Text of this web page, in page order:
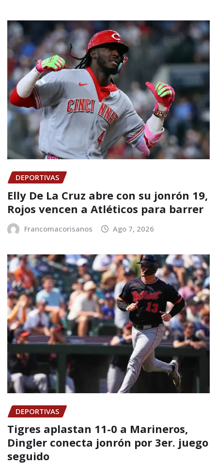
DEPORTIVAS
Elly De La Cruz abre con su jonrón 19,
Rojos vencen a Atléticos para barrer
Francomacorisanos Ago 7, 2026
DEPORTIVAS
Tigres aplastan 11-0 a Marineros,
Dingler conecta jonrón por 3er. juego
seguido